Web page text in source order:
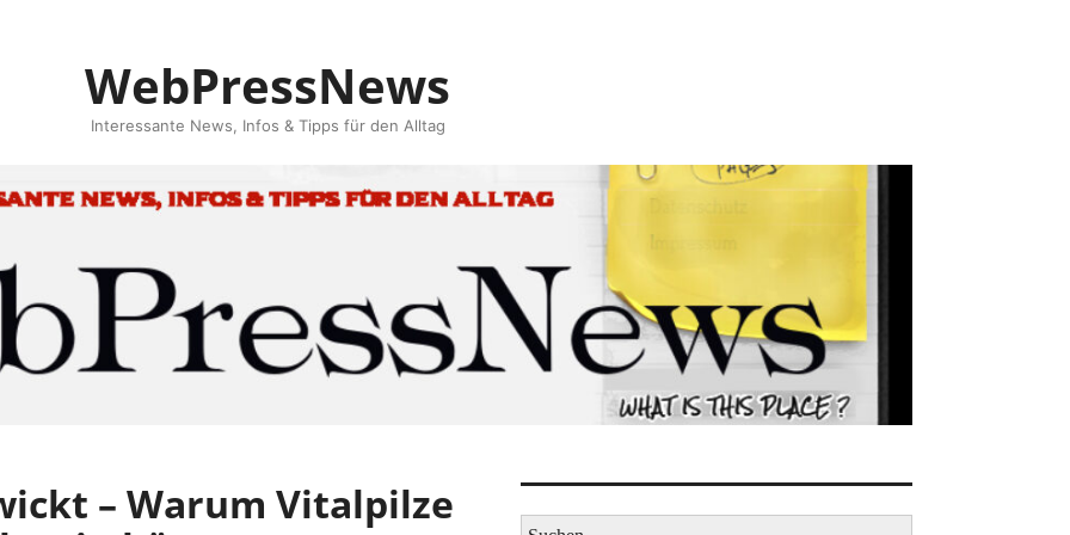
WebPressNews
Interessante News, Infos & Tipps für den Alltag
– Warum Vitalpilze